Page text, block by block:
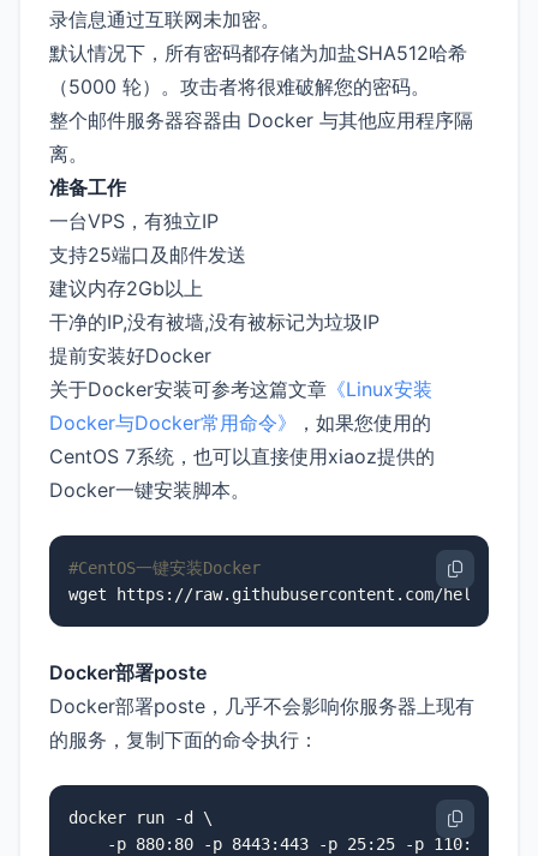
录信息通过互联网未加密。
默认情况下，所有密码都存储为加盐SHA512哈希
（5000 轮）。攻击者将很难破解您的密码。
整个邮件服务器容器由 Docker 与其他应用程序隔
离。
准备工作
一台VPS，有独立IP
支持25端口及邮件发送
建议内存2Gb以上
干净的IP,没有被墙,没有被标记为垃圾IP
提前安装好Docker
关于Docker安装可参考这篇文章 《Linux安装
Docker与Docker常用命令》
，如果您使用的
CentOS 7系统，也可以直接使用xiaoz提供的
Docker一键安装脚本。
#CentOS一键安装Docker
wget https://raw.githubusercontent.com/helloxz/
Docker部署poste
Docker部署poste，几乎不会影响你服务器上现有
的服务，复制下面的命令执行：
docker run -d \
-p 880:80 -p 8443:443 -p 25:25 -p 110:110 -